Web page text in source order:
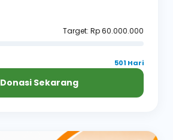
Target: Rp 60.000.000
501 Hari
Donasi Sekarang